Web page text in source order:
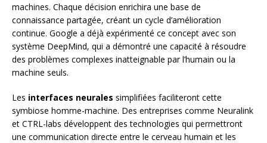
machines. Chaque décision enrichira une base de
connaissance partagée, créant un cycle d’amélioration
continue. Google a déjà expérimenté ce concept avec son
système DeepMind, qui a démontré une capacité à résoudre
des problèmes complexes inatteignable par l’humain ou la
machine seuls.
Les interfaces neurales simplifiées faciliteront cette
symbiose homme-machine. Des entreprises comme Neuralink
et CTRL-labs développent des technologies qui permettront
une communication directe entre le cerveau humain et les